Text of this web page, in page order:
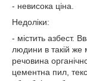
- невисока ціна.
Недоліки:
- містить азбест.
людини в такій же
речовина
цементна пил,